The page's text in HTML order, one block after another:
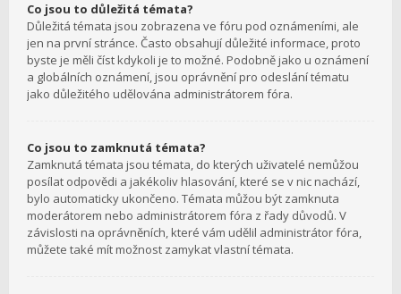
Co jsou to důležitá témata?
Důležitá témata jsou zobrazena ve fóru pod oznámeními, ale
jen na první stránce. Často obsahují důležité informace, proto
byste je měli číst kdykoli je to možné. Podobně jako u oznámení
a globálních oznámení, jsou oprávnění pro odeslání tématu
jako důležitého udělována administrátorem fóra.
Co jsou to zamknutá témata?
Zamknutá témata jsou témata, do kterých uživatelé nemůžou
posílat odpovědi a jakékoliv hlasování, které se v nic nachází,
bylo automaticky ukončeno. Témata můžou být zamknuta
moderátorem nebo administrátorem fóra z řady důvodů. V
závislosti na oprávněních, které vám udělil administrátor fóra,
můžete také mít možnost zamykat vlastní témata.